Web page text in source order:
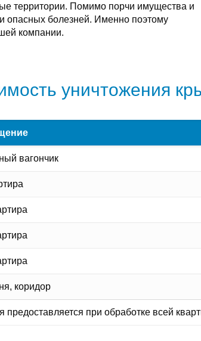
территории. Помимо порчи имущества и
опасных болезней. Именно поэтому
компании.
уничтожения
вагончик
коридор
предоставляется при обработке всей